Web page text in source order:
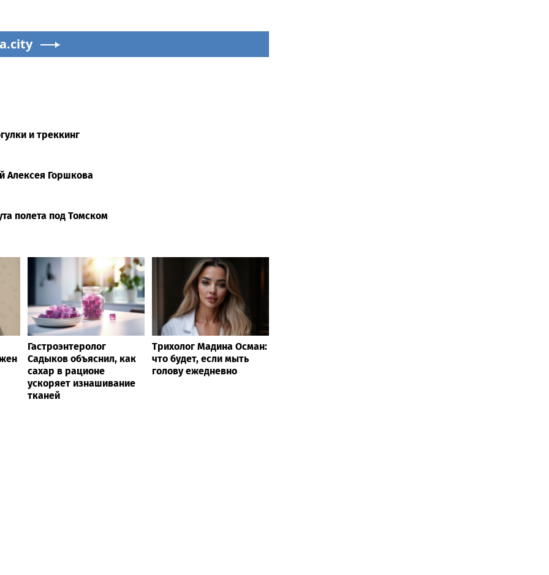
и треккинг
Алексея Горшкова
полета под Томском
Гастроэнтеролог
Садыков объяснил, как
сахар в рационе
ускоряет изнашивание
тканей
Трихолог Мадина Осман:
что будет, если мыть
голову ежедневно